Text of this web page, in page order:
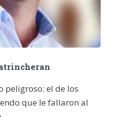
peligroso: el de los
que le fallaron al